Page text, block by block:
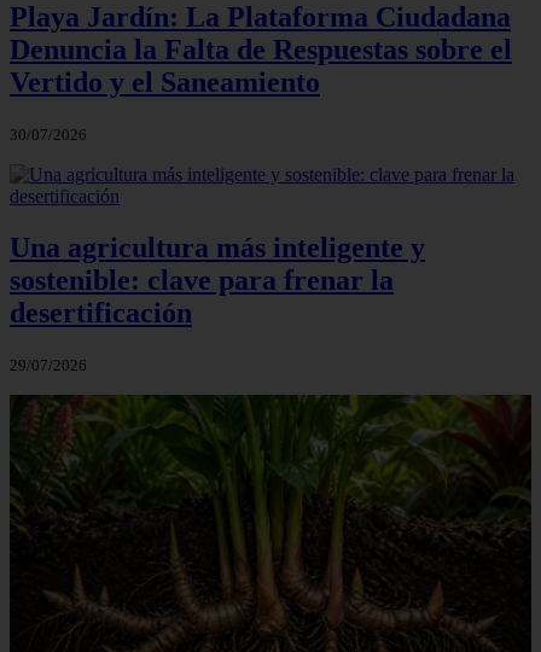
Playa Jardín: La Plataforma Ciudadana
Denuncia la Falta de Respuestas sobre el
Vertido y el Saneamiento
30/07/2026
Una agricultura más inteligente y
sostenible: clave para frenar la
desertificación
29/07/2026